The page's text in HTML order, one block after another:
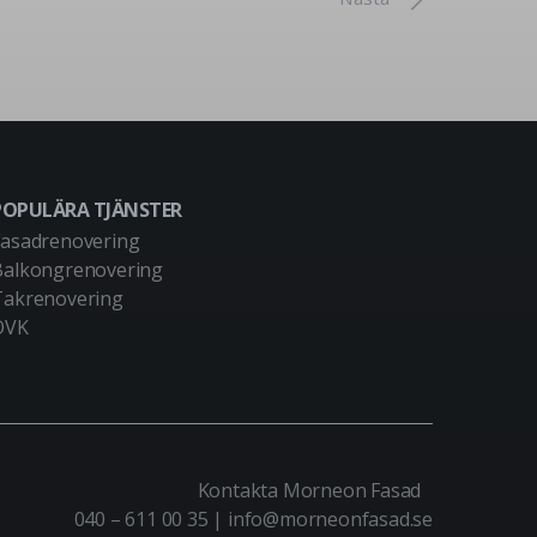
TJÄNSTER
Kontakta Morneon Fasad
040 – 611 00 35 | info@morneonfasad.se